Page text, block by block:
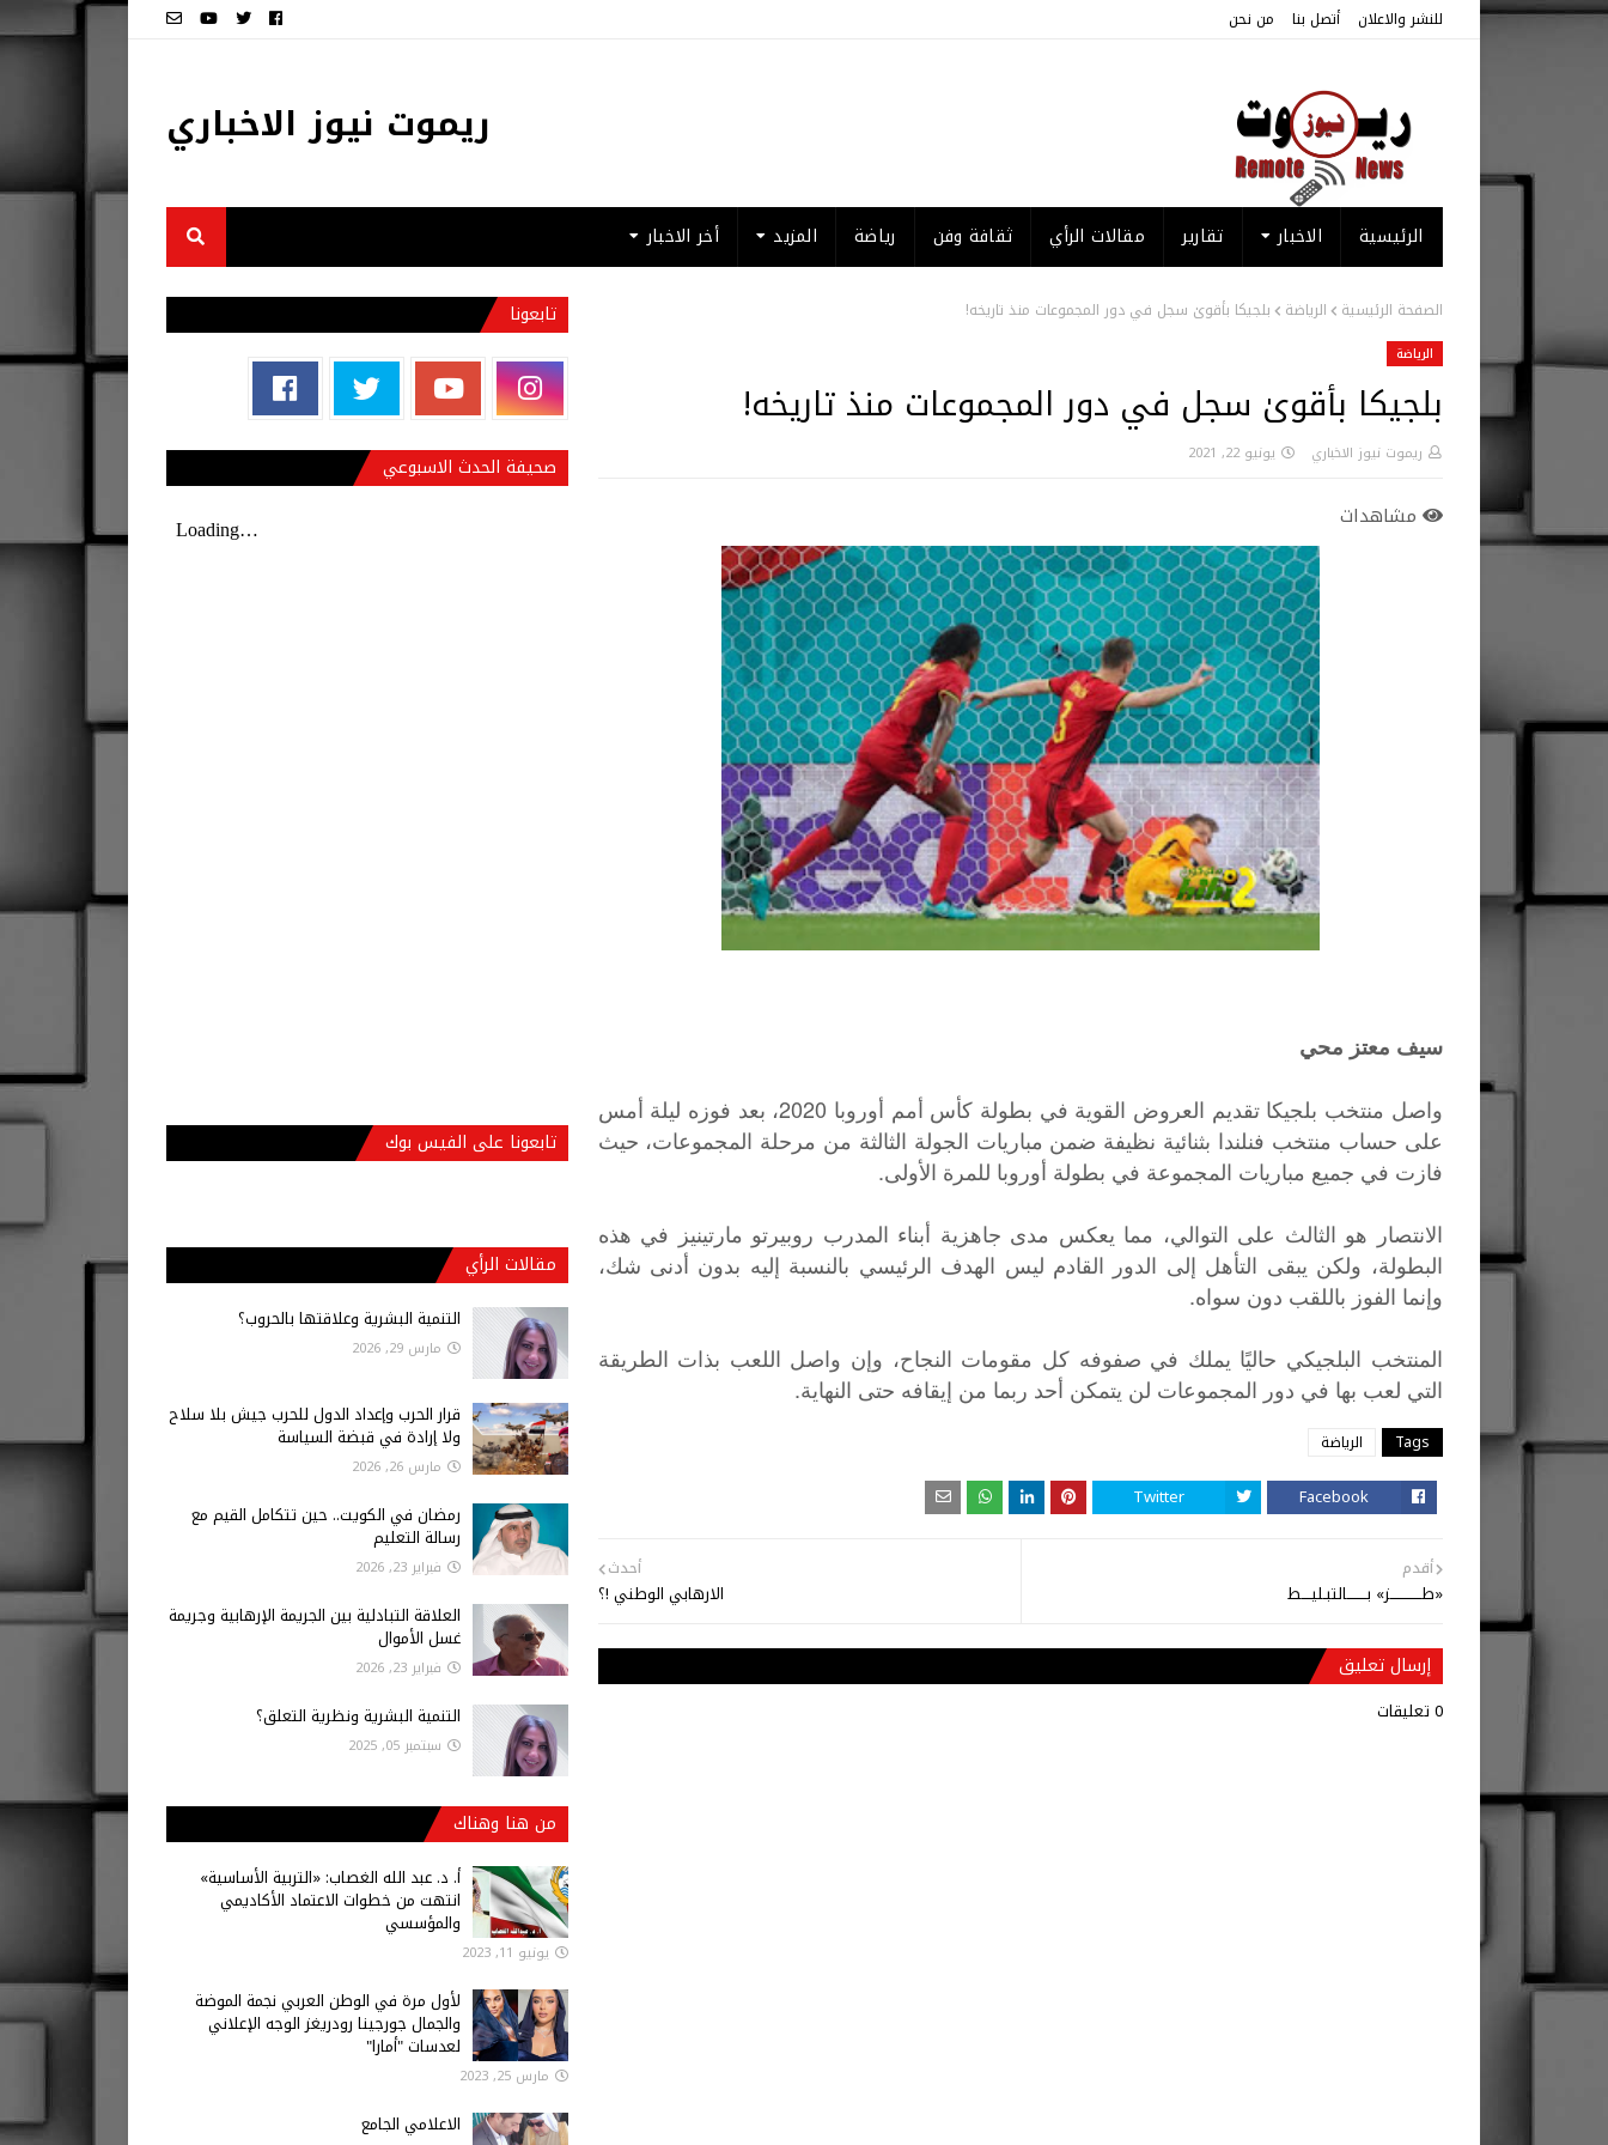
للنشر والاعلان أتصل بنا من نحن
ريموت نيوز الاخباري
الرئيسية الاخبار تقارير مقالات الرأي ثقافة وفن رياضة المزيد أخر الاخبار
الصفحة الرئيسية الرياضة بلجيكا بأقوىٰ سجل في دور المجموعات منذ تاريخه!
الرياضة
بلجيكا بأقوىٰ سجل في دور المجموعات منذ تاريخه!
ريموت نيوز الاخباري يونيو 22, 2021
مشاهدات
سيف معتز محي
واصل منتخب بلجيكا تقديم العروض القوية في بطولة كأس أمم أوروبا 2020، بعد فوزه ليلة أمس
على حساب منتخب فنلندا بثنائية نظيفة ضمن مباريات الجولة الثالثة من مرحلة المجموعات، حيث
فازت في جميع مباريات المجموعة في بطولة أوروبا للمرة الأولى.
الانتصار هو الثالث على التوالي، مما يعكس مدى جاهزية أبناء المدرب روبيرتو مارتينيز في هذه
البطولة، ولكن يبقى التأهل إلى الدور القادم ليس الهدف الرئيسي بالنسبة إليه بدون أدنى شك،
وإنما الفوز باللقب دون سواه.
المنتخب البلجيكي حاليًا يملك في صفوفه كل مقومات النجاح، وإن واصل اللعب بذات الطريقة
التي لعب بها في دور المجموعات لن يتمكن أحد ربما من إيقافه حتى النهاية.
Tags الرياضة
Facebook
Twitter
أحدث
الارهابي الوطني !؟
أقدم
«طـــــــــــــز» بــــــــالتبـليــــط
إرسال تعليق
0 تعليقات
تابعونا
صحيفة الحدث الاسبوعي
تابعونا على الفيس بوك
مقالات الرأي
التنمية البشرية وعلاقتها بالحروب؟
مارس 29, 2026
قرار الحرب وإعداد الدول للحرب جيش بلا سلاح
ولا إرادة في قبضة السياسة
مارس 26, 2026
رمضان في الكويت.. حين تتكامل القيم مع
رسالة التعليم
فبراير 23, 2026
العلاقة التبادلية بين الجريمة الإرهابية وجريمة
غسل الأموال
فبراير 23, 2026
التنمية البشرية ونظرية التعلق؟
سبتمبر 05, 2025
من هنا وهناك
أ‌. د. عبد الله الغصاب: «التربية الأساسية»
انتهت من خطوات الاعتماد الأكاديمي
والمؤسسي
يونيو 11, 2023
لأول مرة في الوطن العربي نجمة الموضة
والجمال جورجينا رودريغز الوجه الإعلاني
لعدسات "أمارا"
مارس 25, 2023
الاعلامي الجامع